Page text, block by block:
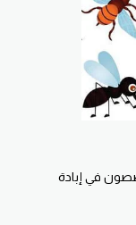
في إبادة